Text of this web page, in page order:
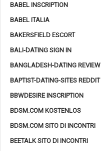
BABEL INSCRIPTION
BABEL ITALIA
BAKERSFIELD ESCORT
BALI-DATING SIGN IN
BANGLADESH-DATING REVIEW
BAPTIST-DATING-SITES REDDIT
BBWDESIRE INSCRIPTION
BDSM.COM KOSTENLOS
BDSM.COM SITO DI INCONTRI
BEETALK SITO DI INCONTRI